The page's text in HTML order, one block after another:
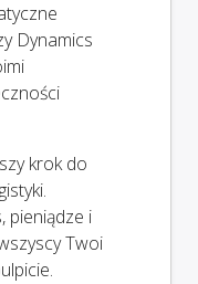
Dynamics
krok do
pieniądze i
Twoi